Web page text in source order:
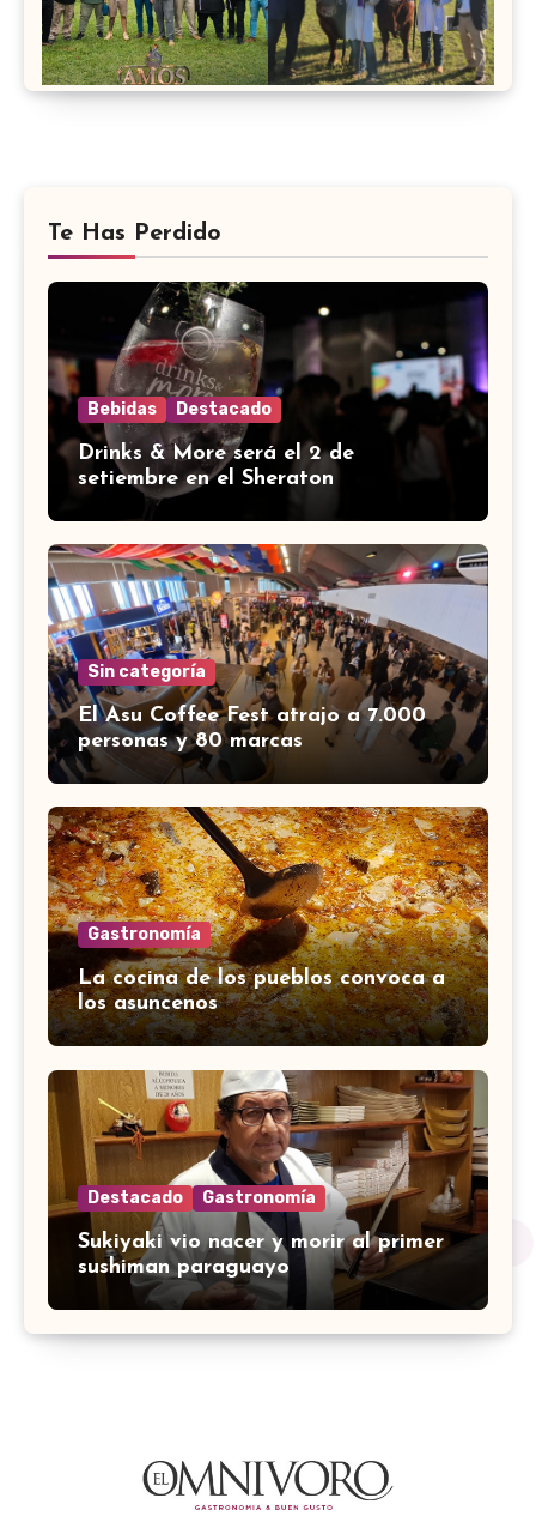
Te Has Perdido
Bebidas Destacado
Drinks & More será el 2 de
setiembre en el Sheraton
Sin categoría
El Asu Coffee Fest atrajo a 7.000
personas y 80 marcas
Gastronomía
La cocina de los pueblos convoca a
los asuncenos
Destacado Gastronomía
Sukiyaki vio nacer y morir al primer
sushiman paraguayo